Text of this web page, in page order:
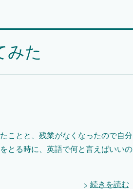
みた
ことと、残業がなくなったので自分
とる時に、英語で何と言えばいいの
続きを読む